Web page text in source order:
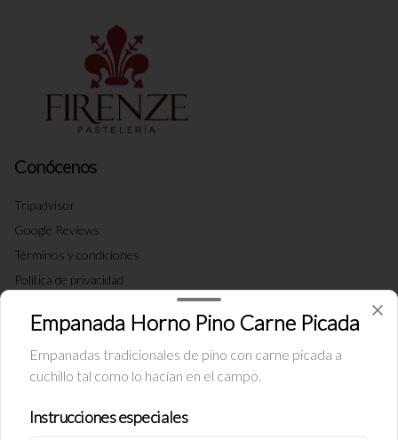
Conócenos
Tripadvisor
Google Reviews
Términos y condiciones
Política de privacidad
Redes sociales
Instagram
Facebook
Mi cuenta
Empanada Horno Pino Carne Picada
Empanadas tradicionales de pino con carne picada a
cuchillo tal como lo hacían en el campo.
Instrucciones especiales